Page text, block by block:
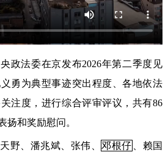
政法委在京发布2026年第二季度见
勇为典型事迹突出程度、各地依法
注度，进行综合评审评议，共有86
扬和奖励慰问。
野、潘兆斌、张伟、 邓根仔
、赖国